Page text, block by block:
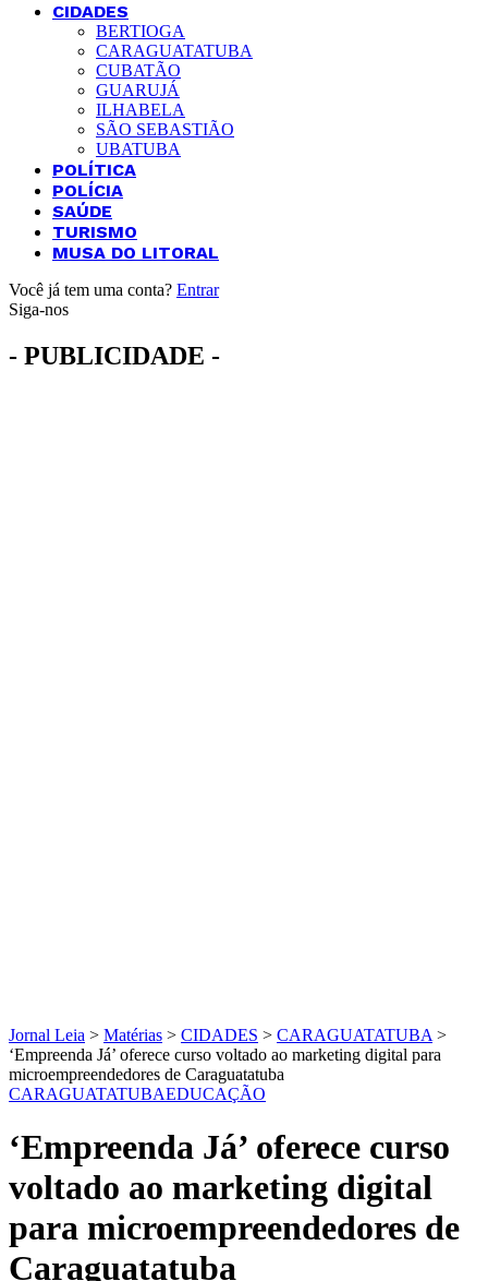
CIDADES
BERTIOGA
CARAGUATATUBA
CUBATÃO
GUARUJÁ
ILHABELA
SÃO SEBASTIÃO
UBATUBA
POLÍTICA
POLÍCIA
SAÚDE
TURISMO
MUSA DO LITORAL
Você já tem uma conta? Entrar
Siga-nos
- PUBLICIDADE -
Jornal Leia > Matérias > CIDADES > CARAGUATATUBA >
‘Empreenda Já’ oferece curso voltado ao marketing digital para
microempreendedores de Caraguatatuba
CARAGUATATUBAEDUCAÇÃO
‘Empreenda Já’ oferece curso
voltado ao marketing digital
para microempreendedores de
Caraguatatuba